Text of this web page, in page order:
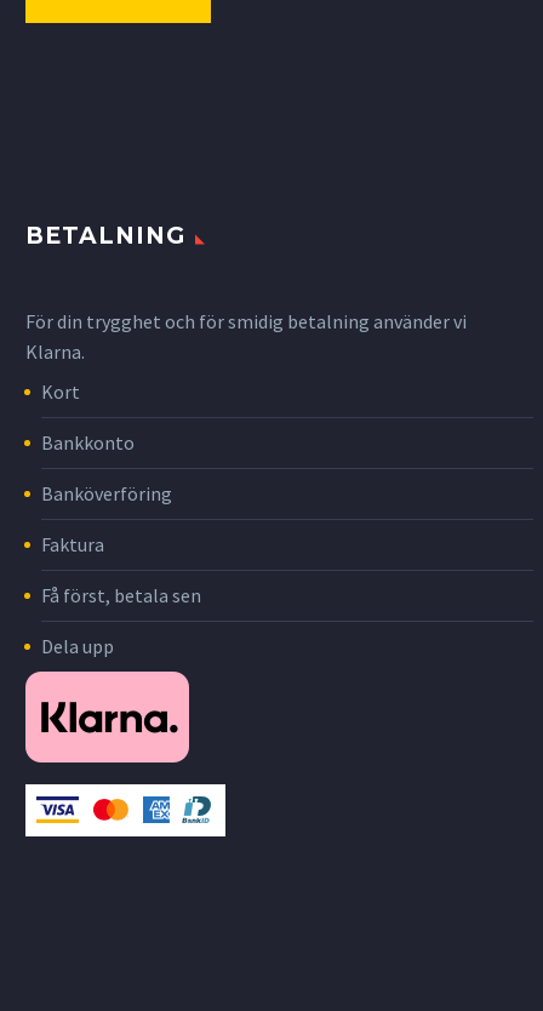
BETALNING
För din trygghet och för smidig betalning använder vi
Klarna.
Kort
Bankkonto
Banköverföring
Faktura
Få först, betala sen
Dela upp